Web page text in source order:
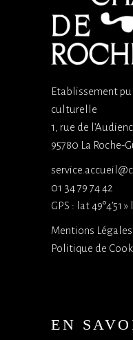
Etablissement
culturelle
1, rue de
95780 La Roche-
01 34 79 74 42
GPS : lat 49°4’51 »
Mentions Légales
Politique de
EN